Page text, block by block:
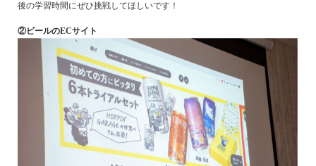
後の学習時間にぜひ挑戦してほしいです！
②ビールのECサイト